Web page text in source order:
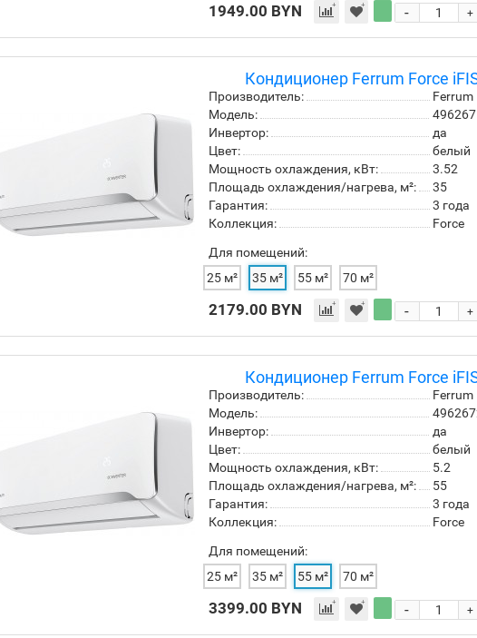
1949.00 BYN +
-
Кондиционер Ferrum Force
Производитель:
Ferrum
Модель:
Инвертор:
да
Цвет:
белый
Мощность охлаждения, кВт:
3.52
Площадь охлаждения/нагрева, м²:
35
Гарантия:
3 года
Коллекция:
Force
Для помещений:
25 м²
35 м² 55 м² 70 м²
2179.00 BYN +
-
Кондиционер Ferrum Force
Производитель:
Ferrum
Модель:
Инвертор:
да
Цвет:
белый
Мощность охлаждения, кВт:
5.2
Площадь охлаждения/нагрева, м²:
55
Гарантия:
3 года
Коллекция:
Force
Для помещений:
25 м²
35 м² 55 м² 70 м²
3399.00 BYN +
-